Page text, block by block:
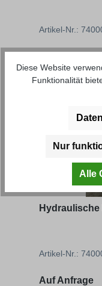
Artikel-Nr.:
Produktgalerie
Kunden
Artikel-Nr.:
Auf Anfrage
Diese Website
Funktionalität
Nur
Alle